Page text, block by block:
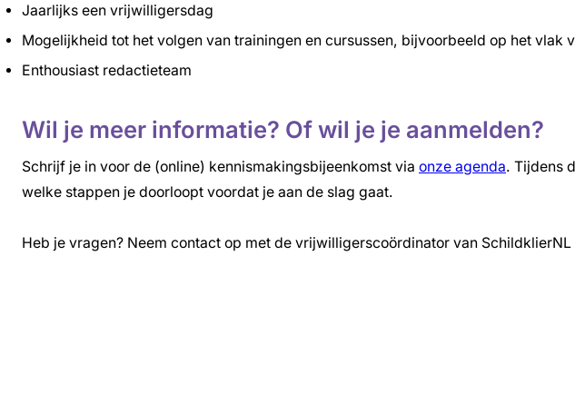
Jaarlijks een vrijwilligersdag
Mogelijkheid tot het volgen van trainingen en cursussen, bijvoorbeeld op het
Enthousiast redactieteam
Wil je meer informatie? Of wil je je aanmelden?
Schrijf je in voor de (online) kennismakingsbijeenkomst via onze agenda. Tijdens
welke stappen je doorloopt voordat je aan de slag gaat.
Heb je vragen? Neem contact op met de vrijwilligerscoördinator van